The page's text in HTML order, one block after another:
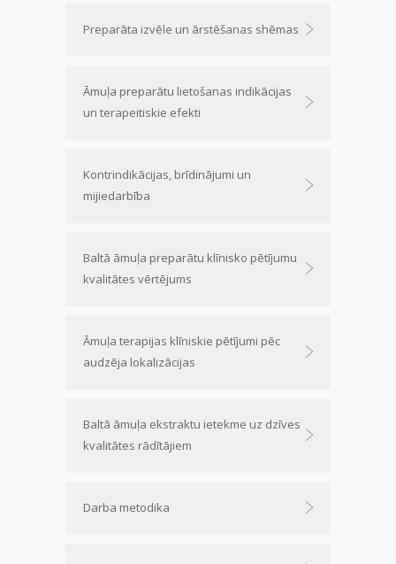
Preparāta izvēle un ārstēšanas shēmas
Āmuļa preparātu lietošanas indikācijas
un terapeitiskie efekti
Kontrindikācijas, brīdinājumi un
mijiedarbība
Baltā āmuļa preparātu klīnisko pētījumu
kvalitātes vērtējums
Āmuļa terapijas klīniskie pētījumi pēc
audzēja lokalizācijas
Baltā āmuļa ekstraktu ietekme uz dzīves
kvalitātes rādītājiem
Darba metodika